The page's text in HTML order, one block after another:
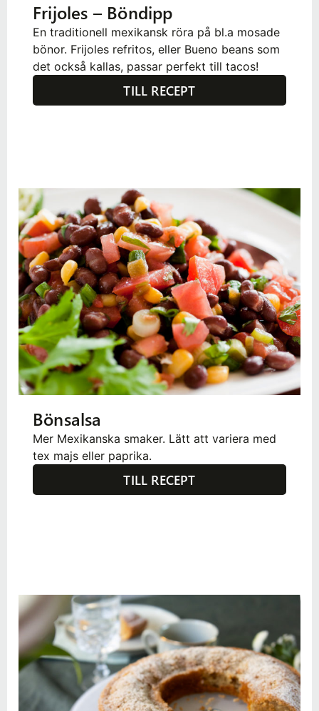
Frijoles – Böndipp
En traditionell mexikansk röra på bl.a mosade
bönor. Frijoles refritos, eller Bueno beans som
det också kallas, passar perfekt till tacos!
TILL RECEPT
Bönsalsa
Mer Mexikanska smaker. Lätt att variera med
tex majs eller paprika.
TILL RECEPT